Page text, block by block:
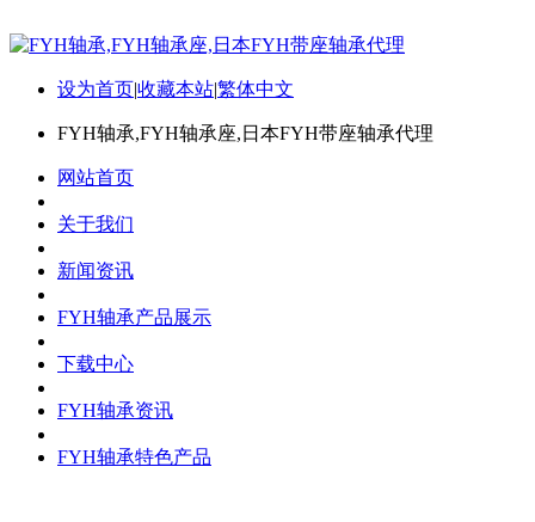
设为首页|收藏本站|繁体中文
FYH轴承,FYH轴承座,日本FYH带座轴承代理
网站首页
关于我们
新闻资讯
FYH轴承产品展示
下载中心
FYH轴承资讯
FYH轴承特色产品